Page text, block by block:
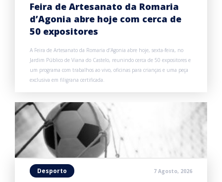
Feira de Artesanato da Romaria
d’Agonia abre hoje com cerca de
50 expositores
A Feira de Artesanato da Romaria d’Agonia abre hoje, sexta-feira, no
Jardim Público de Viana do Castelo, reunindo cerca de 50 expositores e
um programa com trabalhos ao vivo, oficinas para crianças e uma peça
exclusiva em filigrana certificada.
Desporto 7 Agosto, 2026